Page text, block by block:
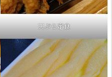
天ぷら定食